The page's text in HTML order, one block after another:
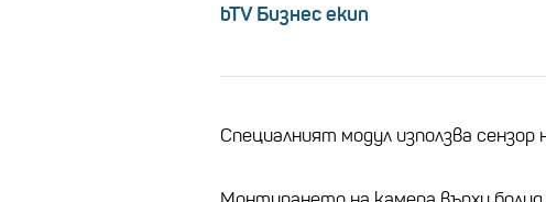
bTV Бизнес екип
Специалният модул използва